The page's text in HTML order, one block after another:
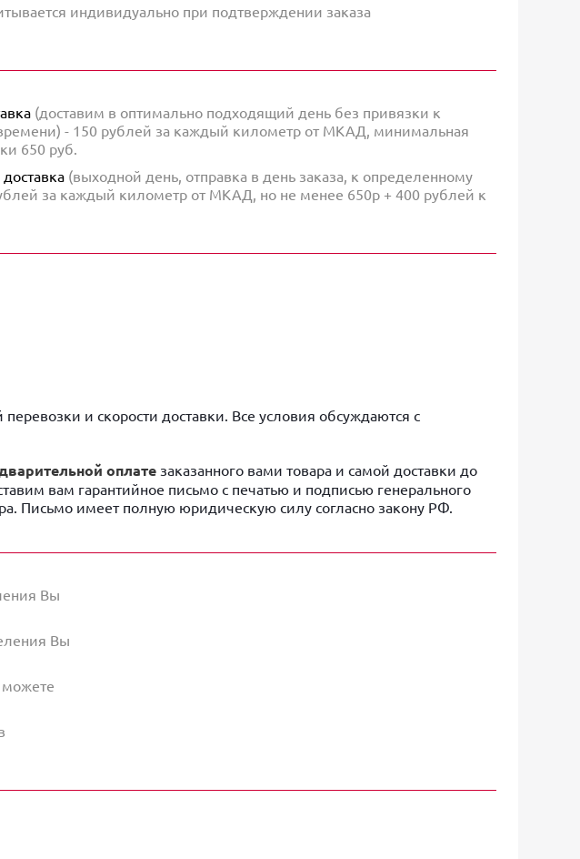
индивидуально при подтверждении заказа
(доставим в оптимально подходящий день без привязки к
- 150 рублей за каждый километр от МКАД, минимальная
650 руб.
(выходной день, отправка в день заказа, к определенному
за каждый километр от МКАД, но не менее 650р + 400 рублей к
и скорости доставки. Все условия обсуждаются с
оплате заказанного вами товара и самой доставки до
вам гарантийное письмо с печатью и подписью генерального
Письмо имеет полную юридическую силу согласно закону РФ.
Вы
Вы
можете